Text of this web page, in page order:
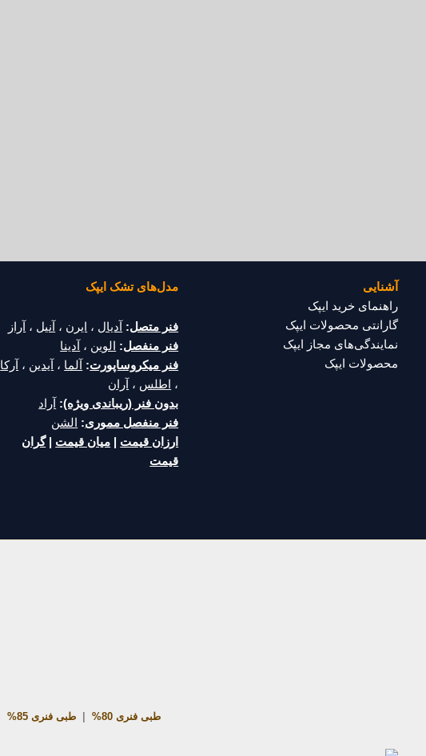
آشنایی
راهنمای خرید ایپک
گارانتی محصولات ایپک
نمایندگی‌های مجاز ایپک
محصولات ایپک
مدل‌های تشک ایپک
فنر متصل: آدیال ، ایرن ، آنیل ، آراز
فنر منفصل: الوین ، آدینا
فنر میکروساپورت: آلما ، آیدین ، آرکا
، اطلس ، آران
بدون فنر (ریباندی ویژه): آراد
فنر منفصل مموری: الشن
ارزان قیمت | میان قیمت |گران
قیمت
طبی فنری 80% طبی فنری 85%